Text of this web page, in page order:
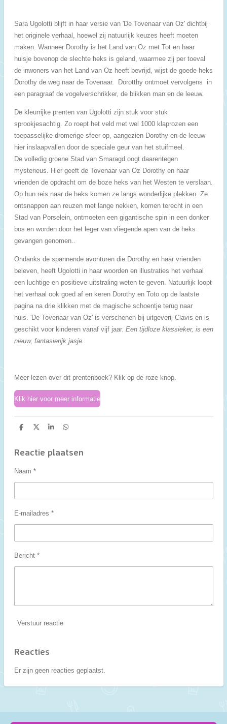
Sara Ugolotti blijft in haar versie van 'De Tovenaar van Oz' dichtbij
het originele verhaal, hoewel zij natuurlijk keuzes heeft moeten
maken. Wanneer Dorothy is het Land van Oz met Tot en haar
huisje bovenop de slechte heks is geland, waarmee zij per toeval
de inwoners van het Land van Oz heeft bevrijd, wijst de goede heks
Dorothy de weg naar de Tovenaar.
Dorotthy ontmoet vervolgens in
een paragraaf de vogelverschrikker, de blikken man en de leeuw.
De kleurrijke prenten van Ugolotti zijn stuk voor stuk
sprookjesachtig. Zo roept hetveld met wel 1000 klaprozen een
toepasselijke dromerige sfeer op, aangezien Dorothy en de leeuw
hier inslaapvallen door de speciale geur van het stuifmeel.
Devolledig groene Stad van Smaragd oogt daarentegen
mysterieus. Hier geeft de Tovenaar van Oz Dorothy en haar
vrienden de opdracht om de boze heks van het Westen te verslaan.
Op hun reis naar de heks komen ze langs wonderlijke plekken. Ze
ontsnappen aan reuzen met lange nekken, komen terecht in een
Stad van Porselein, ontmoeten een gigantische spin in een donker
bos en worden door het leger van vliegende apen van de heks
gevangen genomen..
Ondanks de spannende avonturen die Dorothy en haar vrienden
beleven, heeft Ugolotti in haar woorden en illustraties het verhaal
een luchtige en positieve uitstraling weten te geven. Natuurlijk loopt
het verhaal ook goed af en keren Dorothy en Toto op de laatste
pagina na drie klikken met de magische schoentje terug naar
huis. 'De Tovenaar van Oz' is verschenen bij uitgeverij Clavis en is
geschikt voor kinderen vanaf vijf jaar. Een tijdloze klassieker, is een
nieuw, fantasierijk jasje.
Meer lezen over dit prentenboek? Klik op de roze knop.
Klik hier voor meer informatie
D
n
D
l
S
e
D
e
n
Reactie plaatsen
Naam *
E-mailadres *
Bericht *
Verstuur reactie
Reacties
Er zijn geen reacties geplaatst.